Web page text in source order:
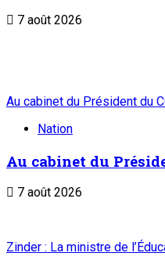
7 août 2026
Au cabinet du Président du
Nation
Au cabinet du
7 août 2026
Zinder : La ministre de